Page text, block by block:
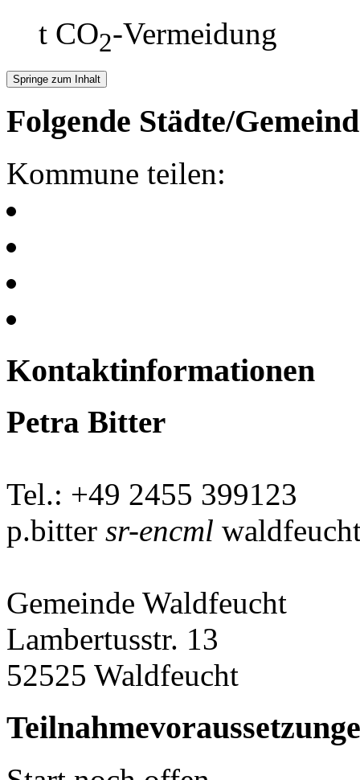
t CO2-Vermeidung
Springe zum Inhalt
Folgende Städte/
Kommune teilen:
Kontaktinformationen
Petra Bitter
Tel.: +49 2455 399123
p.bitter sr-encml
Gemeinde Waldfeucht
Lambertusstr. 13
52525 Waldfeucht